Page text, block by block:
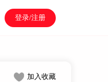
登录/注册
加入收藏